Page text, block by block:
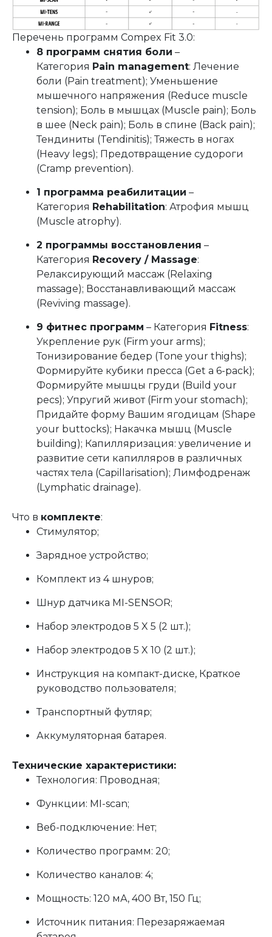
Перечень программ Compex Fit 3.0:
8 программ снятия боли –
Категория Pain management: Лечение
боли (Pain treatment); Уменьшение
мышечного напряжения (Reduce muscle
tension); Боль в мышцах (Muscle pain); Боль
в шее (Neck pain); Боль в спине (Back pain);
Тендиниты (Tendinitis); Тяжесть в ногах
(Heavy legs); Предотвращение судороги
(Cramp prevention).
1 программа реабилитации –
Категория Rehabilitation: Атрофия мышц
(Muscle atrophy).
2 программы восстановления –
Категория Recovery / Massage:
Релаксирующий массаж (Relaxing
massage); Восстанавливающий массаж
(Reviving massage).
9 фитнес программ – Категория Fitness:
Укрепление рук (Firm your arms);
Тонизирование бедер (Tone your thighs);
Формируйте кубики пресса (Get a 6-pack);
Формируйте мышцы груди (Build your
pecs); Упругий живот (Firm your stomach);
Придайте форму Вашим ягодицам (Shape
your buttocks); Накачка мышц (Muscle
building); Капилляризация: увеличение и
развитие сети капилляров в различных
частях тела (Capillarisation); Лимфодренаж
(Lymphatic drainage).
Что в комплекте:
Стимулятор;
Зарядное устройство;
Комплект из 4 шнуров;
Шнур датчика MI-SENSOR;
Набор электродов 5 X 5 (2 шт.);
Набор электродов 5 X 10 (2 шт.);
Инструкция на компакт-диске, Краткое
руководство пользователя;
Транспортный футляр;
Аккумуляторная батарея.
Технические характеристики:
Технология: Проводная;
Функции: MI-scan;
Веб-подключение: Нет;
Количество программ: 20;
Количество каналов: 4;
Мощность: 120 мА, 400 Вт, 150 Гц;
Источник питания: Перезаряжаемая